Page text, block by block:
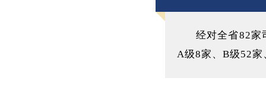
经对全省82家
A级8家、B级52